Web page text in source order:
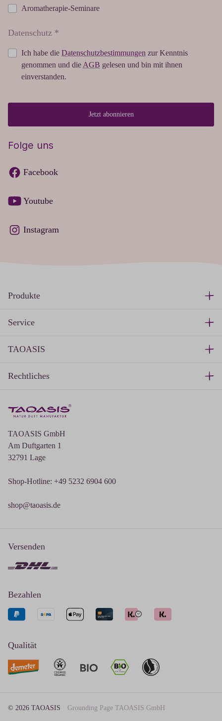
Aromatherapie-Seminare
Datenschutz *
Ich habe die Datenschutzbestimmungen zur Kenntnis
genommen und die AGB gelesen und bin mit ihnen
einverstanden.
Jetzt abonnieren
Folge uns
Facebook
Youtube
Instagram
TAOASIS GmbH
Am Duftgarten 1
32791 Lage
Shop-Hotline: +49 5232 6904 600
shop@taoasis.de
Produkte
Service
TAOASIS
Rechtliches
Versenden
Bezahlen
Qualität
© 2026 TAOASIS Grounding Page TAOASIS GmbH